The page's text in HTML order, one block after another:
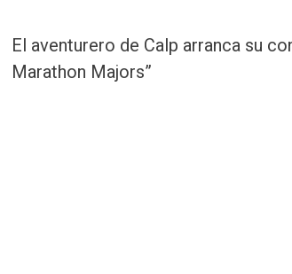
El aventurero de Calp arranca su
Marathon Majors”